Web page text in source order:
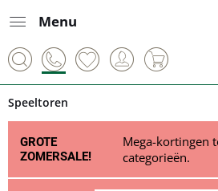
Menu
Speeltoren
GROTE
ZOMERSALE!
Mega-kortingen
categorieën.